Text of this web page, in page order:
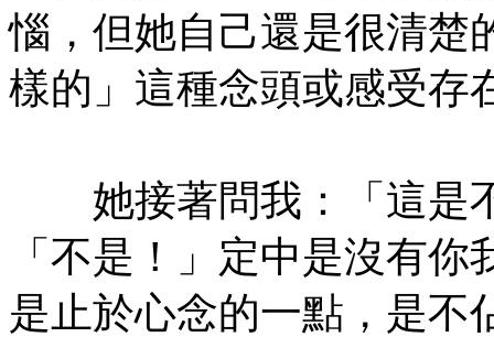
惱，但她自己還是很清楚
樣的」這種念頭或感受存
她接著問我：「這是
「不是！」定中是沒有
是止於心念的一點，是不